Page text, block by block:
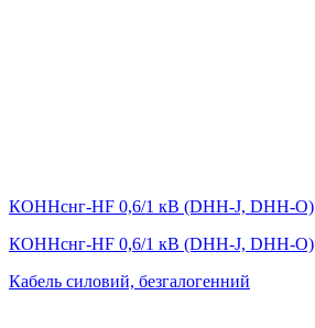
КОHHснг-HF 0,6/1 кВ (DНН-J, DНН-O)
КОHHснг-HF 0,6/1 кВ (DНН-J, DНН-O)
Кабель силовий, безгалогенний